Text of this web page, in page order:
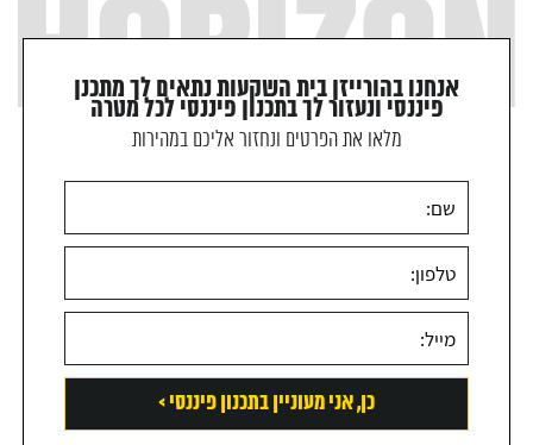
אנחנו בהורייזן בית השקעות נתאים לך מתכנן
פיננסי ונעזור לך בתכנון פיננסי לכל מטרה
מלאו את הפרטים ונחזור אליכם במהירות